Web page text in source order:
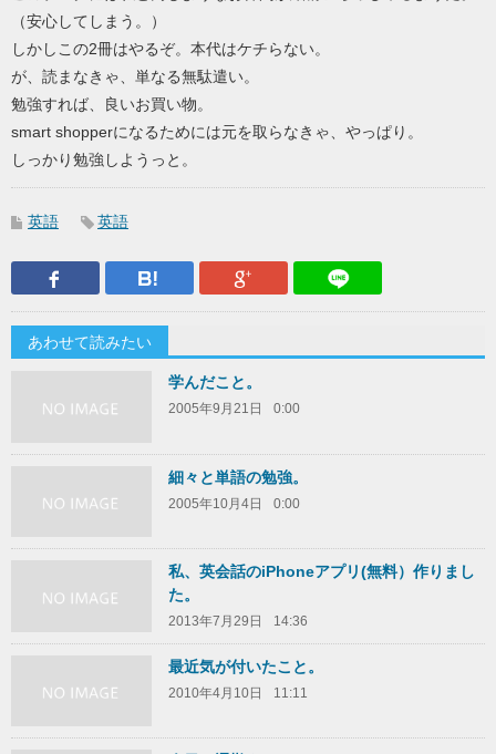
（安心してしまう。）
しかしこの2冊はやるぞ。本代はケチらない。
が、読まなきゃ、単なる無駄遣い。
勉強すれば、良いお買い物。
smart shopperになるためには元を取らなきゃ、やっぱり。
しっかり勉強しようっと。
英語 英語
Facebook はてなブックマークGoogle Plus
あわせて読みたい
学んだこと。
2005年9月21日 0:00
細々と単語の勉強。
2005年10月4日 0:00
私、英会話のiPhoneアプリ(無料）作りまし
た。
2013年7月29日 14:36
最近気が付いたこと。
2010年4月10日 11:11